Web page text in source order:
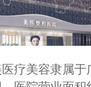
疗美容隶属于